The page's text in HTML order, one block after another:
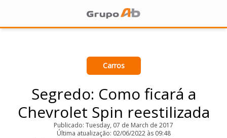
Carros
Segredo: Como ficará a
Chevrolet Spin reestilizada
Publicado: Tuesday, 07 de March de 2017
Última atualização: 02/06/2022 às 09:48